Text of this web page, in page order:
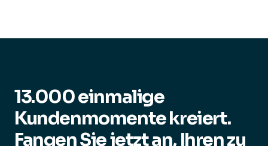
13.000 einmalige
Kundenmomente kreiert.
Fangen Sie jetzt an, Ihren zu